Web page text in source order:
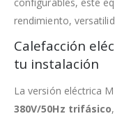
rendimiento,
Calefacción
tu instalación
La versión eléctrica
380V/50Hz trifásico